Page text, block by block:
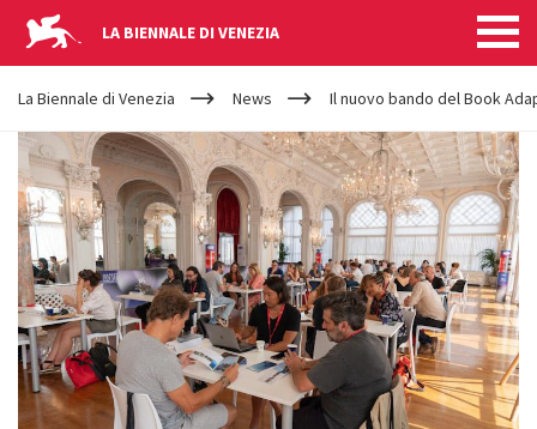
LA BIENNALE DI VENEZIA
YOUR
ARE
HERE
La Biennale di Venezia News Il nuovo bando del Book